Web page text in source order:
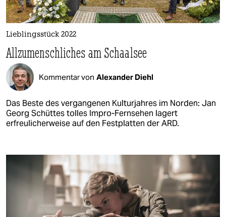
Lieblingsstück 2022
Allzumenschliches am Schaalsee
Kommentar von Alexander Diehl
Das Beste des vergangenen Kulturjahres im Norden: Jan
Georg Schüttes tolles Impro-Fernsehen lagert
erfreulicherweise auf den Festplatten der ARD.